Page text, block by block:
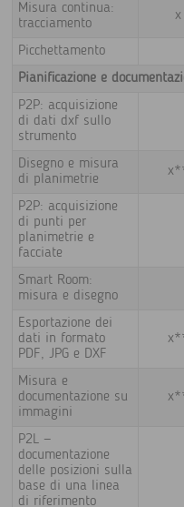
Misura continua:
tracciamento
x
Picchettamento
Pianificazione e
P2P: acquisizione
di dati dxf sullo
strumento
Disegno e misura
di planimetrie
P2P: acquisizione
di punti per
planimetrie e
facciate
Smart Room:
misura e disegno
Esportazione dei
dati in formato
PDF, JPG e DXF
Misura e
documentazione su
immagini
P2L —
documentazione
delle posizioni sulla
base di una linea
di riferimento